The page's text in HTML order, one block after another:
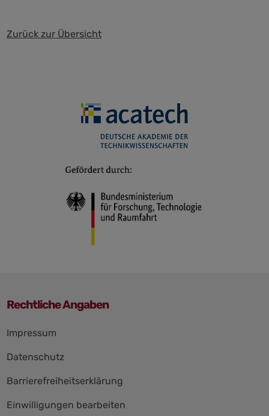
Zurück zur Übersicht
Rechtliche Angaben
überspringen
Impressum
Datenschutz
Barrierefreiheitserklärung
Einwilligungen bearbeiten